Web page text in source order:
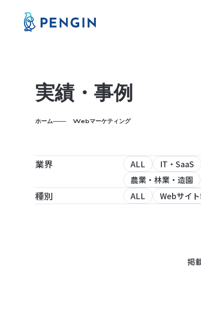
実績・事例
ホーム Webマーケティング
業界 ALL IT・SaaS
農業・林業・造園
種別 ALL Webサイ
掲